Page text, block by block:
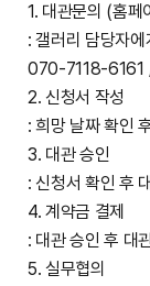
1. 대관문의 (홈페
: 갤러리 담당자
070-7118-6161
2. 신청서 작성
: 희망 날짜 확인
3. 대관 승인
: 신청서 확인 후
4. 계약금 결제
: 대관 승인 후 대
5. 실무협의